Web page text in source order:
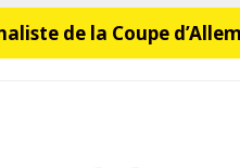
de la Coupe